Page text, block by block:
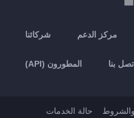
مركز الدعم شركائنا
اتصل بنا المطورون (API)
حالة الخدمات